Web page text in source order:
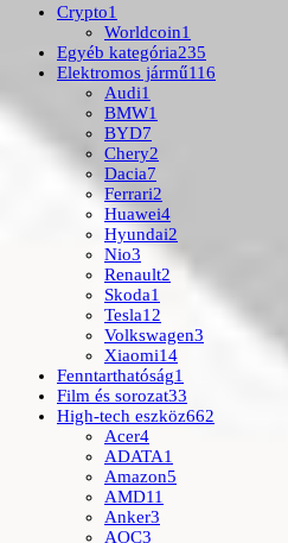
Crypto1
Worldcoin1
Egyéb kategória235
Elektromos jármű116
Audi1
BMW1
BYD7
Chery2
Dacia7
Ferrari2
Huawei4
Hyundai2
Nio3
Renault2
Skoda1
Tesla12
Volkswagen3
Xiaomi14
Fenntarthatóság1
Film és sorozat33
High-tech eszköz662
Acer4
ADATA1
Amazon5
AMD11
Anker3
AOC3